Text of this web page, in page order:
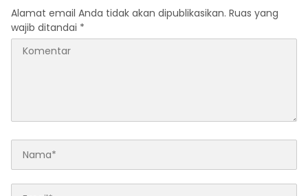
Alamat email Anda tidak akan dipublikasikan. Ruas yang
wajib ditandai *